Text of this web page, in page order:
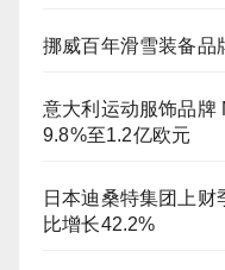
挪威百年滑雪装备品
意大利运动服饰品牌
9.8%至1.2亿欧元
日本迪桑特集团上财
比增长42.2%